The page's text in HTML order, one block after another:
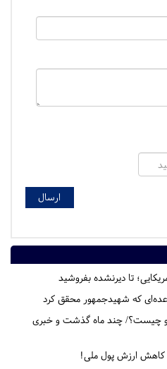
تا دیرنشده بفروشید
که شهیدجمهور محقق کرد
چیست؟/ چند ماه گذشت و خبری
کاهش ارزش پول ملی!